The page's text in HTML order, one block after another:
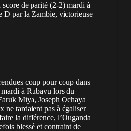
de parité (2-2) mardi à
D par la Zambie, victorieuse
coup pour coup dans
à Rubavu lors du
Miya, Joseph Ochaya
ne tardaient pas à égaliser
la différence, l’Ouganda
blessé et contraint de